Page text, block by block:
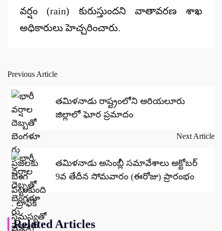
వర్షం (rain) కురుస్తుందని వాతావరణ శాఖ
అధికారులు హెచ్చరించారు.
Post
navigation
Previous Article
తమిళనాడు రాష్ట్రంలోని అరియలూరు
జిల్లాలో ఘోర ప్రమాదం
Next Article
తమిళనాడు అసెంబ్లీ సమావేశాలు అక్టోబర్
9వ తేదీన సోమవారం (ఈరోజు) ప్రారంభం
Related Articles